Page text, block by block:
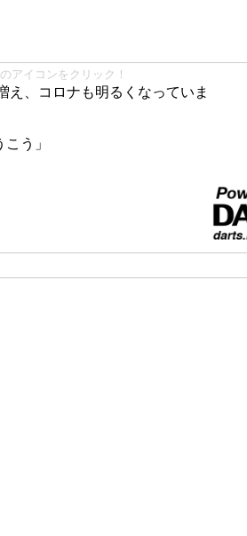
アイコンをクリック！
え、コロナも明るくなっていま
こう」